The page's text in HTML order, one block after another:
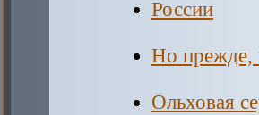
России
Но прежде,
Ольховая